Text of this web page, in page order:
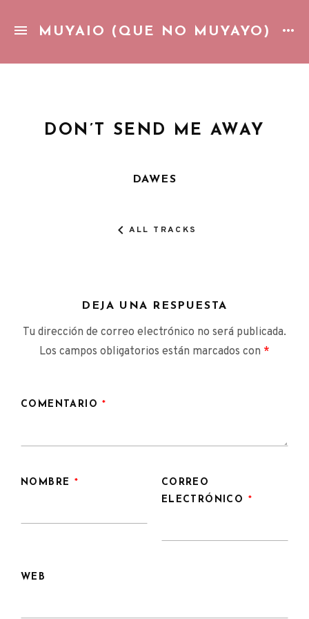
MUYAIO (QUE NO MUYAYO)
DON’T SEND ME AWAY
DAWES
ALL TRACKS
DEJA UNA RESPUESTA
Tu dirección de correo electrónico no será publicada.
Los campos obligatorios están marcados con *
COMENTARIO*
NOMBRE *
CORREO
ELECTRÓNICO *
WEB